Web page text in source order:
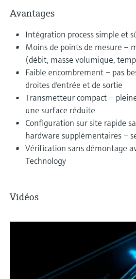
Avantages
Intégration process simple et
Moins de points de mesure –
(débit, masse volumique,
Faible encombrement – pas
droites d'entrée et de sortie
Transmetteur compact –
une surface réduite
Configuration sur site rapide
hardware supplémentaires –
Vérification sans démontage
Technology
Vidéos